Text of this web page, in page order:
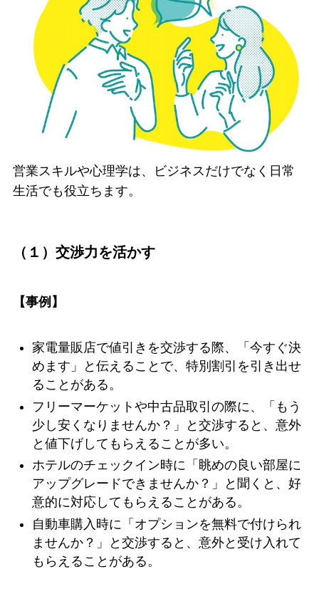
営業スキルや心理学は、ビジネスだけでなく日常
生活でも役立ちます。
（１）交渉力を活かす
【事例】
家電量販店で値引きを交渉する際、「今すぐ決
めます」と伝えることで、特別割引を引き出せ
ることがある。
フリーマーケットや中古品取引の際に、「もう
少し安くなりませんか？」と交渉すると、意外
と値下げしてもらえることが多い。
ホテルのチェックイン時に「眺めの良い部屋に
アップグレードできませんか？」と聞くと、好
意的に対応してもらえることがある。
自動車購入時に「オプションを無料で付けられ
ませんか？」と交渉すると、意外と受け入れて
もらえることがある。